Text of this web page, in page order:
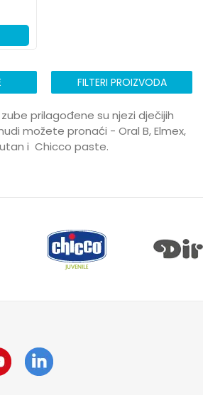
FILTERI PROIZVODA
prilagođene su njezi dječijih
možete pronaći - Oral B, Elmex,
i Chicco paste.